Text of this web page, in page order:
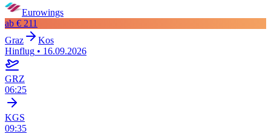
Eurowings
ab € 211
Graz
Kos
Hinflug • 16.09.2026
GRZ
06:25
KGS
09:35